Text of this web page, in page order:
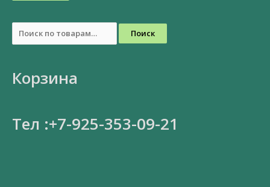
Поиск
Корзина
Тел :+7-925-353-09-21